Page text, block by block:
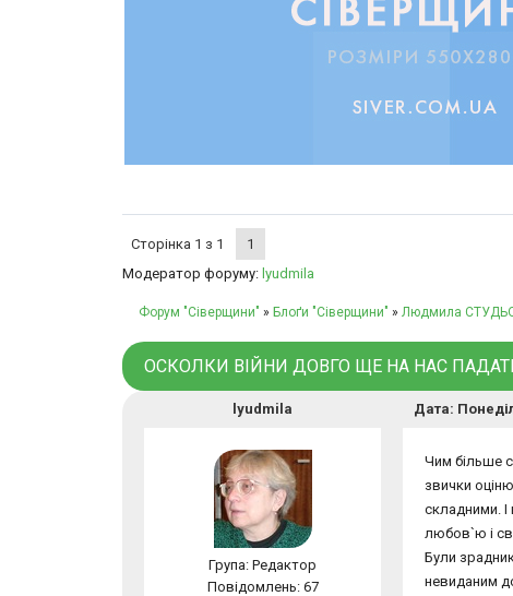
Сторінка 1 з 1
1
Модератор форуму: lyudmila
Форум "Сіверщини" » Блоґи "Сіверщини" » Людмила
ОСКОЛКИ ВІЙНИ ДОВГО ЩЕ НА НАС
lyudmila Дата:
Група: Редактор
Повідомлень: 67
Чим більше
звички
складними. І
любов`ю і
Були
невиданим